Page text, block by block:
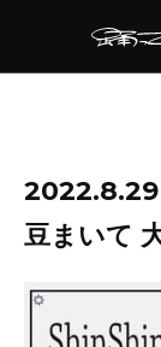
豆まいて